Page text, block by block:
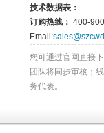
技术数据表：
订购热线： 400-
Email:
您可通过官网直接
团队将同步审核；
务代表。